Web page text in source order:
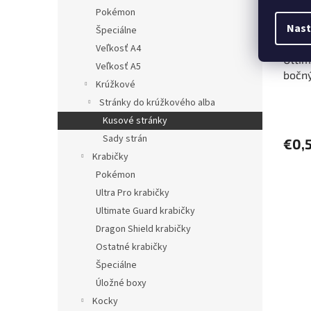
Pokémon
Špeciálne
Veľkosť A4
Veľkosť A5
Krúžkové
Stránky do krúžkového alba
Kusové stránky
Sady strán
Krabičky
Pokémon
Ultra Pro krabičky
Ultimate Guard krabičky
Dragon Shield krabičky
Ostatné krabičky
Špeciálne
Úložné boxy
Kocky